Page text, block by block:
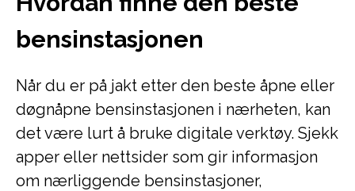
bensinstasjonen
Når du er på jakt etter den beste åpne eller
døgnåpne bensinstasjonen i nærheten, kan
det være lurt å bruke digitale verktøy. Sjekk
apper eller nettsider som gir informasjon
om nærliggende bensinstasjoner,